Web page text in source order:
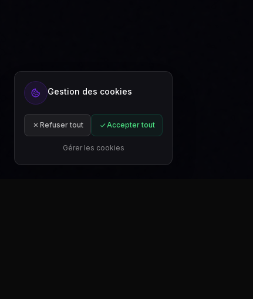
Gestion des cookies
Refuser tout Accepter tout
Gérer les cookies
Prêt à automatiser votre contenu ?
Inscrivez-vous gratuitement ou abonnez-
vous à un plan.
Commencer gratuitement